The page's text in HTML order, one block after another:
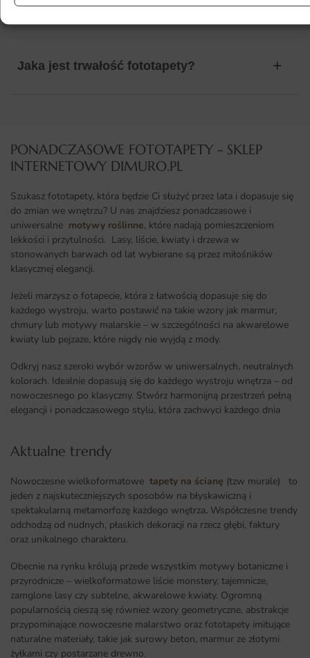
Jaki materiał wybrać?
Jaka jest trwałość fototapety?
PONADCZASOWE FOTOTAPETY - SKLEP
INTERNETOWY DIMURO.PL​
Szukasz fototapety, która będzie Ci służyć przez lata i dopasuje się
do zmian we wnętrzu? U nas znajdziesz ponadczasowe i
uniwersalne motywy roślinne, które nadają pomieszczeniom
lekkości i przytulności. Lasy, liście, kwiaty i drzewa w
stonowanych barwach od lat wybierane są przez miłośników
klasycznej elegancji.
Jeżeli marzysz o fotapecie, która z łatwością dopasuje się do
każdego wystroju, warto postawić na takie wzory jak marmur,
chmury lub motywy malarskie – w szczególności na akwarelowe
kwiaty lub pejzaże, które nigdy nie wyjdą z mody.
Odkryj nasz szeroki wybór wzorów w uniwersalnych, neutralnych
kolorach. Idealnie dopasują się do każdego wystroju wnętrza – od
nowoczesnego po klasyczny. Stwórz harmonijną przestrzeń pełną
elegancji i ponadczasowego stylu, która zachwyci każdego dnia
Aktualne trendy​
Nowoczesne wielkoformatowe tapety na ścianę (tzw murale) to
jeden z najskuteczniejszych sposobów na błyskawiczną i
spektakularną metamorfozę każdego wnętrza. Współczesne trendy
odchodzą od nudnych, płaskich dekoracji na rzecz głębi, faktury
oraz unikalnego charakteru.
Obecnie na rynku królują przede wszystkim motywy botaniczne i
przyrodnicze – wielkoformatowe liście monstery, tajemnicze,
zamglone lasy czy subtelne, akwarelowe kwiaty. Ogromną
popularnością cieszą się również wzory geometryczne, abstrakcje
przypominające nowoczesne malarstwo oraz fototapety imitujące
naturalne materiały, takie jak surowy beton, marmur ze złotymi
żyłkami czy postarzane drewno.